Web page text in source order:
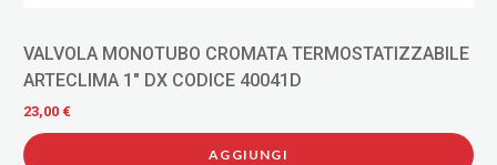
TERMOSTATIZZABILE
Valvola scirocco tiemme f/f